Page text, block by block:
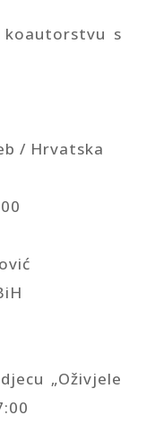
s
/ Hrvatska
„Oživjele